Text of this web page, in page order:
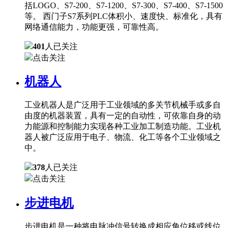
括LOGO、S7-200、S7-1200、S7-300、S7-400、S7-1500
等。 西门子S7系列PLC体积小、速度快、标准化，具有
网络通信能力，功能更强，可靠性高。
401 人已关注
点击关注
机器人
工业机器人是广泛用于工业领域的多关节机械手或多自
由度的机器装置，具有一定的自动性，可依靠自身的动
力能源和控制能力实现各种工业加工制造功能。工业机
器人被广泛应用于电子、物流、化工等各个工业领域之
中。
378人已关注
点击关注
步进电机